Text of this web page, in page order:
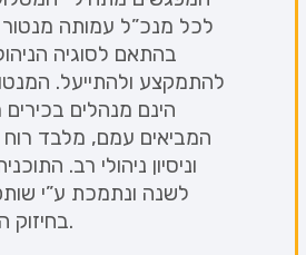
לכל מנכ”ל עמותה
בהתאם לסוגיה
להתמקצע ולהתייעל.
הינם מנהלים
המביאים עמם, מלבד
וניסיון ניהולי רב.
לשנה ונתמכת ע”י
בחיזוק החברה האזרחית.